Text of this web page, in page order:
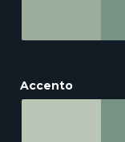
Accento